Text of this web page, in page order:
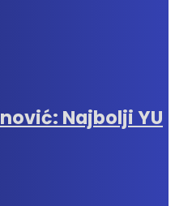
Najbolji YU